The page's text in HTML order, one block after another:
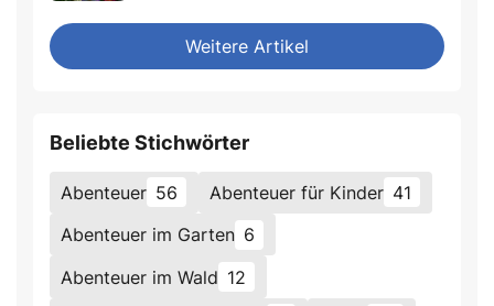
Weitere Artikel
Beliebte Stichwörter
Abenteuer 56 Abenteuer für Kinder 41
Abenteuer im Garten 6
Abenteuer im Wald 12